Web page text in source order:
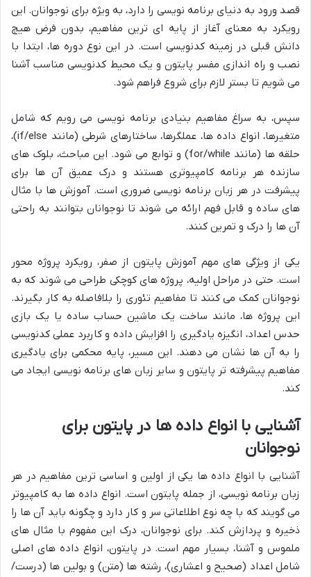
قصد ورود به دنیای برنامه نویسی را دارد، به ویژه برای نوجوانان. این
رویکرد به معنای آغاز از پایه ای ترین مفاهیم، بدون فرض هیچ
دانش قبلی در زمینه کدنویسی است. در این نوع دوره ها، ابتدا با
نصب و راه اندازی مفسر پایتون و یک محیط کدنویسی مناسب آشنا
می شویم تا بستر لازم برای شروع فراهم شود.
سپس، به سراغ مفاهیم بنیادی برنامه نویسی می رویم که شامل
متغیرها، انواع داده ها، عملگرها، ساختارهای شرطی (مانند if/else)،
حلقه ها (مانند for/while) و توابع می شود. این مباحث، بلوک های
سازنده هر برنامه کامپیوتری هستند و درک عمیق آن ها برای
پیشرفت در هر زبان برنامه نویسی ضروری است. آموزش ها با مثال
های ساده و قابل فهم ارائه می شوند تا نوجوانان بتوانند به راحتی
آن ها را درک و تمرین کنند.
یکی از ویژگی های مهم آموزش پایتون از صفر، رویکرد پروژه محور
است. حتی در مراحل اولیه، پروژه های کوچکی طراحی می شوند که به
نوجوانان کمک می کنند تا مفاهیم تئوری را بلافاصله به کار بگیرند.
این پروژه ها، مانند ساخت یک ماشین حساب ساده یا یک بازی
حدس اعداد، انگیزه یادگیری را افزایش داده و کاربرد عملی کدنویسی
را به آن ها نشان می دهند. این مسیر، پایه محکمی برای یادگیری
مفاهیم پیشرفته تر پایتون و سایر زبان های برنامه نویسی ایجاد می
کند.
آشنایی با انواع داده ها در پایتون برای
نوجوانان
آشنایی با انواع داده ها یکی از اولین و اساسی ترین مفاهیم در هر
زبان برنامه نویسی، از جمله پایتون است. انواع داده ها به کامپیوتر
می گویند که با چه نوع اطلاعاتی سر و کار دارد و چگونه باید آن ها را
ذخیره و پردازش کند. برای نوجوانان، درک این مفهوم با مثال های
ملموس و آشنا، بسیار مهم است. در پایتون، انواع داده های اصلی
شامل اعداد (صحیح و اعشاری)، رشته ها (متن) و بولین ها (درست/